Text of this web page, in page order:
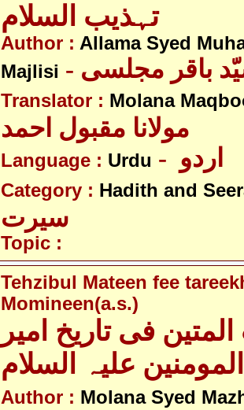
تہذیب السلام
Author : Allama Syed
Majlisi
Translator : Molana
Language : Urdu
Category : Hadith and
سیرت
Topic :
Tehzibul Mateen fee
Momineen(a.s.)
فی تاریخ امیر
Author : Molana Syed